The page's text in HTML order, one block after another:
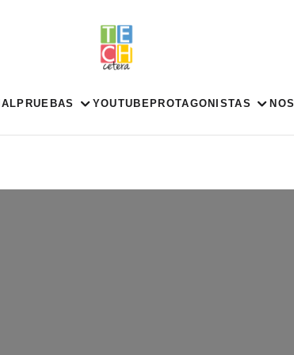
PRUEBAS YOUTUBE PROTAGONISTAS